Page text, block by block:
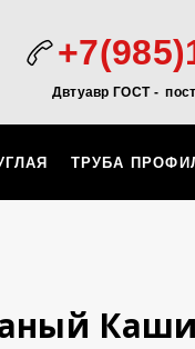
Двтуавр ГОСТ -
ТРУБА